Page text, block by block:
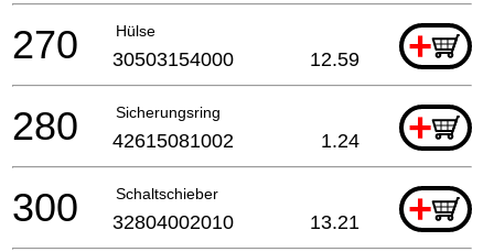
Hülse +
270 30503154000 12.59
Sicherungsring +
280 42615081002 1.24
Schaltschieber +
300 32804002010 13.21